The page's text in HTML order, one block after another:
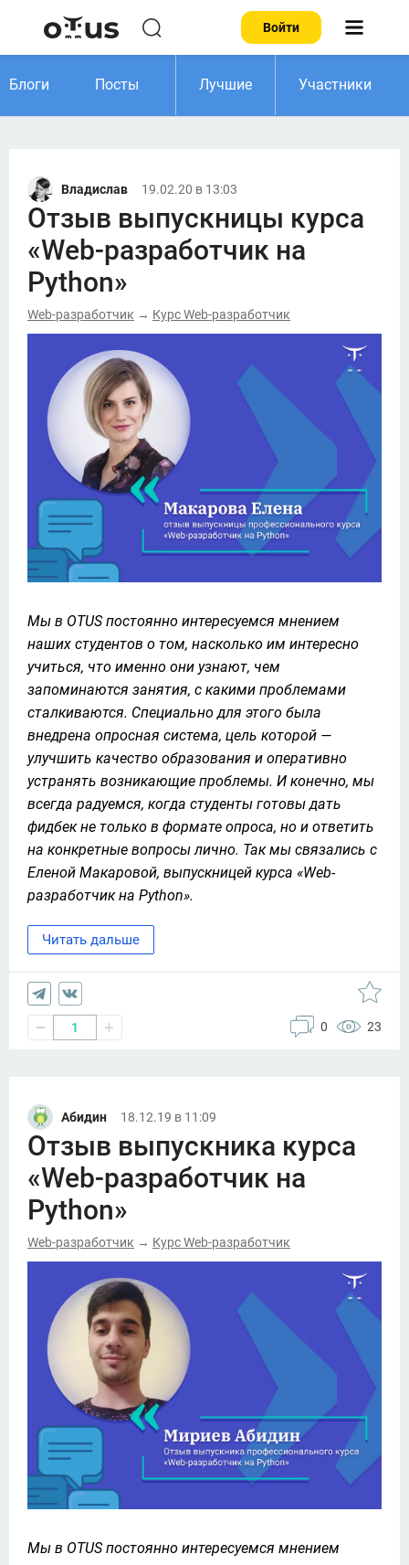
Войти
Блоги Посты Лучшие Участники
Владислав 19.02.20 в 13:03
Отзыв выпускницы курса
«Web-разработчик на
Python»
Web-разработчик → Курс Web-разработчик
Мы в OTUS постоянно интересуемся мнением
наших студентов о том, насколько им интересно
учиться, что именно они узнают, чем
запоминаются занятия, с какими проблемами
сталкиваются. Специально для этого была
внедрена опросная система, цель которой —
улучшить качество образования и оперативно
устранять возникающие проблемы. И конечно, мы
всегда радуемся, когда студенты готовы дать
фидбек не только в формате опроса, но и ответить
на конкретные вопросы лично. Так мы связались с
Еленой Макаровой, выпускницей курса «Web-
разработчик на Python».
Читать дальше
1 0 23
Абидин 18.12.19 в 11:09
Отзыв выпускника курса
«Web-разработчик на
Python»
Web-разработчик → Курс Web-разработчик
Мы в OTUS постоянно интересуемся мнением